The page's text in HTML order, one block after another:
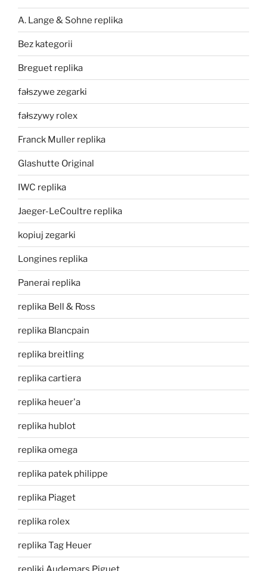
A. Lange & Sohne replika
Bez kategorii
Breguet replika
fałszywe zegarki
fałszywy rolex
Franck Muller replika
Glashutte Original
IWC replika
Jaeger-LeCoultre replika
kopiuj zegarki
Longines replika
Panerai replika
replika Bell & Ross
replika Blancpain
replika breitling
replika cartiera
replika heuer'a
replika hublot
replika omega
replika patek philippe
replika Piaget
replika rolex
replika Tag Heuer